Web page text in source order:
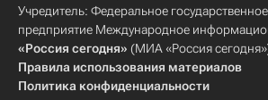
Учредитель: Федеральное
предприятие Международное
«Россия сегодня» (МИА «Россия
Правила использования материалов
Политика конфиденциальности